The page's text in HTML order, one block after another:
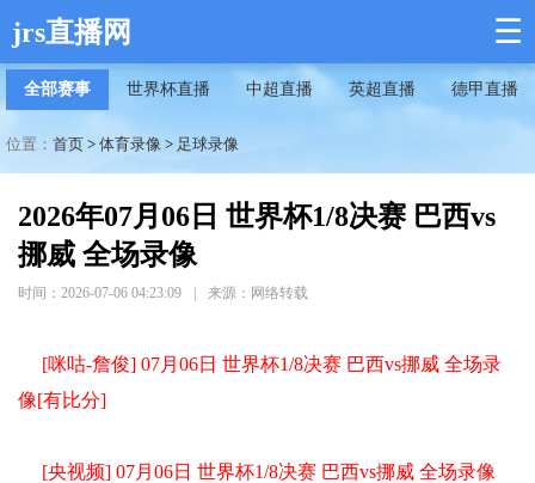
jrs直播网 ☰
全部赛事 世界杯直播 中超直播 英超直播 德甲直播
位置： 首页 > 体育录像 > 足球录像
2026年07月06日 世界杯1/8决赛 巴西vs
挪威 全场录像
时间：2026-07-06 04:23:09 来源：网络转载
[咪咕-詹俊] 07月06日 世界杯1/8决赛 巴西vs挪威 全场录
像[有比分]
[央视频] 07月06日 世界杯1/8决赛 巴西vs挪威 全场录像